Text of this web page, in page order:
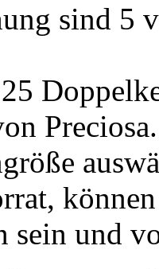
sind 5
Preciosa.
sein und